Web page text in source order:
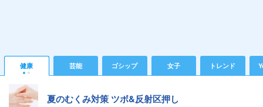
健康 芸能 ゴシップ 女子 トレンド
夏のむくみ対策 ツボ&反射区押し